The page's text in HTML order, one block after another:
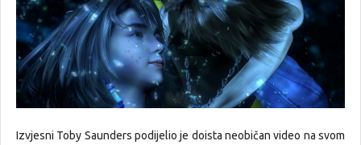
Izvjesni Toby Saunders podijelio je doista neobičan video na svom